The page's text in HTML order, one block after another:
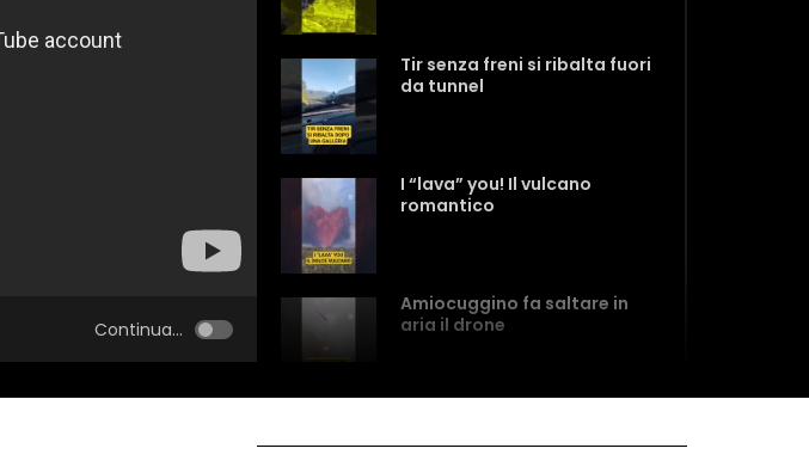
Continua...
Tir senza freni si ribalta fuori
da tunnel
I “lava” you! Il vulcano
romantico
Amiocuggino fa saltare in
aria il drone